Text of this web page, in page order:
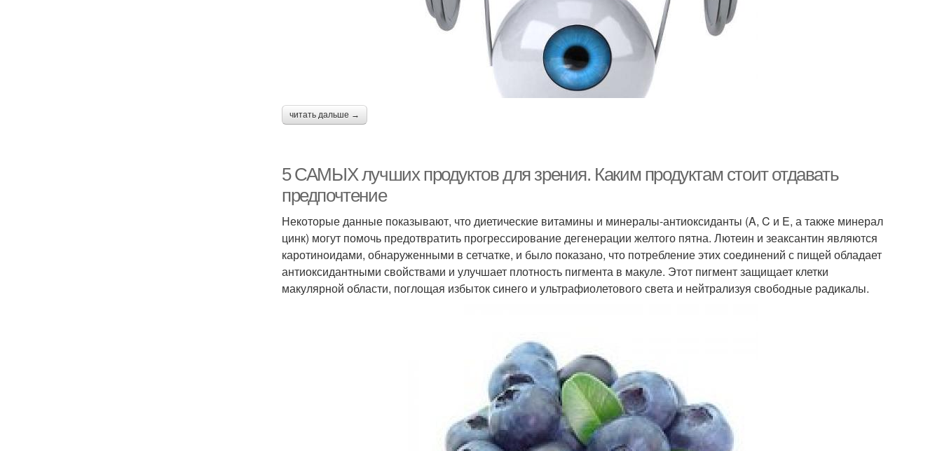
читать дальше →
5 САМЫХ лучших продуктов для зрения. Каким продуктам стоит отдавать
предпочтение
Некоторые данные показывают, что диетические витамины и минералы-антиоксиданты (A, C и E, а также минерал
цинк) могут помочь предотвратить прогрессирование дегенерации желтого пятна. Лютеин и зеаксантин являются
каротиноидами, обнаруженными в сетчатке, и было показано, что потребление этих соединений с пищей обладает
антиоксидантными свойствами и улучшает плотность пигмента в макуле. Этот пигмент защищает клетки
макулярной области, поглощая избыток синего и ультрафиолетового света и нейтрализуя свободные радикалы.